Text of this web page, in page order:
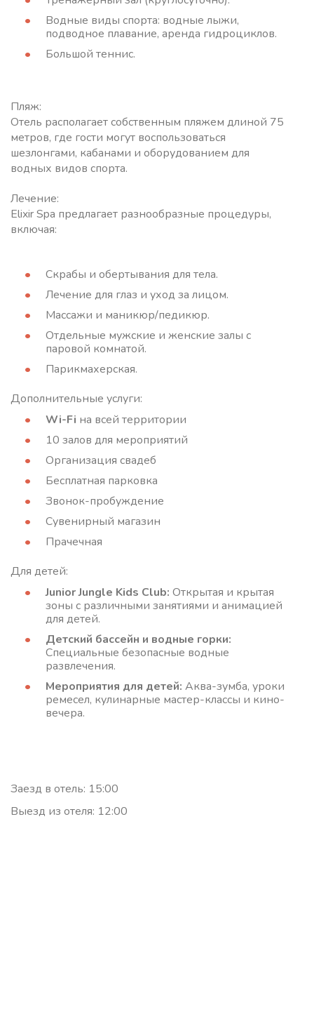
Водные виды спорта: водные лыжи,
подводное плавание, аренда гидроциклов.
Большой теннис.
Пляж:
Отель располагает собственным пляжем длиной 75
метров, где гости могут воспользоваться
шезлонгами, кабанами и оборудованием для
водных видов спорта.
Лечение:
Elixir Spa предлагает разнообразные процедуры,
включая:
Скрабы и обертывания для тела.
Лечение для глаз и уход за лицом.
Массажи и маникюр/педикюр.
Отдельные мужские и женские залы с
паровой комнатой.
Парикмахерская.
Дополнительные услуги:
Wi-Fi на всей территории
10 залов для мероприятий
Организация свадеб
Бесплатная парковка
Звонок-пробуждение
Сувенирный магазин
Прачечная
Для детей:
Junior Jungle Kids Club: Открытая и крытая
зоны с различными занятиями и анимацией
для детей.
Детский бассейн и водные горки:
Специальные безопасные водные
развлечения.
Мероприятия для детей: Аква-зумба, уроки
ремесел, кулинарные мастер-классы и кино-
вечера.
Заезд в отель: 15:00
Выезд из отеля: 12:00